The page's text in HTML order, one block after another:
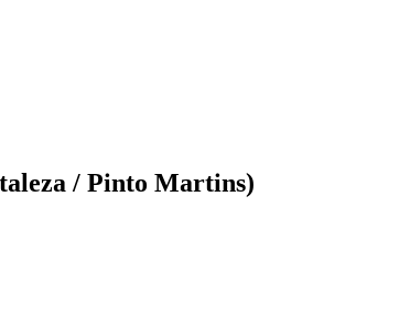
/ Pinto Martins)